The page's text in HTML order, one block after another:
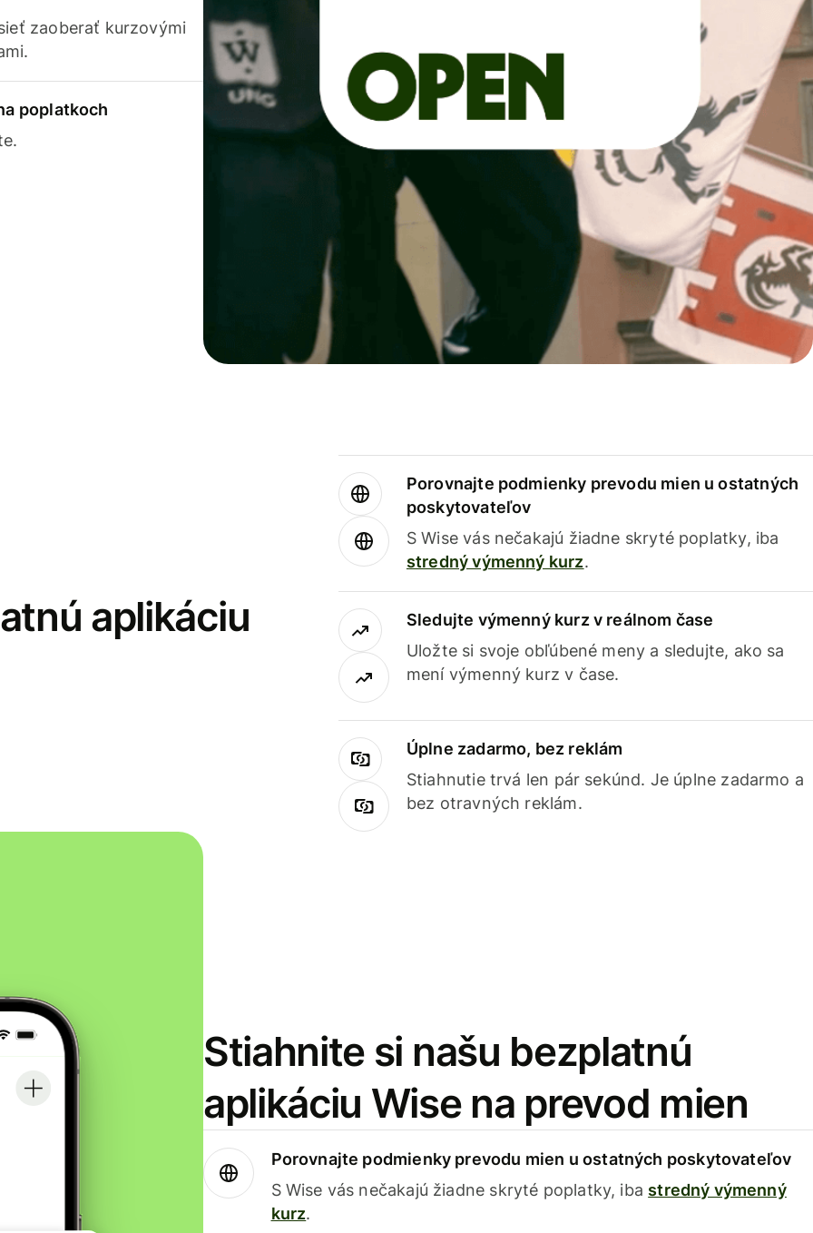
zaoberať kurzovými
poplatkoch
aplikáciu
Porovnajte podmienky prevodu mien u ostatných
poskytovateľov
S Wise vás nečakajú žiadne skryté poplatky, iba
stredný výmenný kurz.
Sledujte výmenný kurz v reálnom čase
Uložte si svoje obľúbené meny a sledujte, ako sa
mení výmenný kurz v čase.
Úplne zadarmo, bez reklám
Stiahnutie trvá len pár sekúnd. Je úplne zadarmo a
bez otravných reklám.
Stiahnite si našu bezplatnú
aplikáciu Wise na prevod mien
Porovnajte podmienky prevodu mien u ostatných poskytovateľov
S Wise vás nečakajú žiadne skryté poplatky, iba stredný výmenný
kurz.